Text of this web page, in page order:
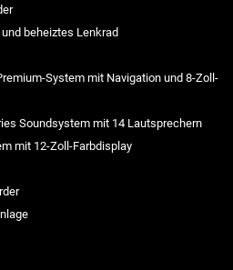
beheiztes Lenkrad
System mit Navigation und 8-Zoll-
Soundsystem mit 14 Lautsprechern
mit 12-Zoll-Farbdisplay